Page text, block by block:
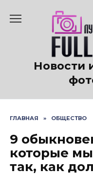
содержанию
Новости
ГЛАВНАЯ » ОБЩЕСТВО
9
которые
так, как